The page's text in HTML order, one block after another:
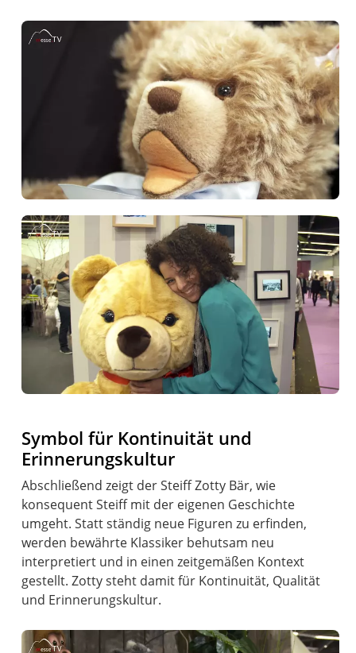
Symbol für Kontinuität und
Erinnerungskultur
Abschließend zeigt der Steiff Zotty Bär, wie
konsequent Steiff mit der eigenen Geschichte
umgeht. Statt ständig neue Figuren zu erfinden,
werden bewährte Klassiker behutsam neu
interpretiert und in einen zeitgemäßen Kontext
gestellt. Zotty steht damit für Kontinuität, Qualität
und Erinnerungskultur.